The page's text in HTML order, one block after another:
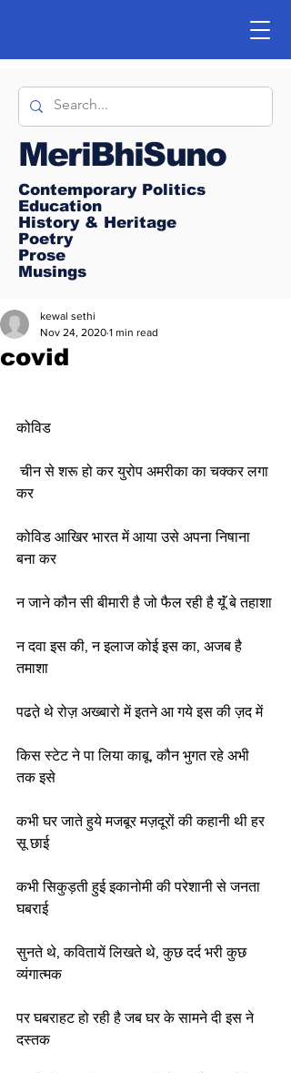
MeriBhiSuno
Contemporary Politics
Education
History & Heritage
Poetry
Prose
Musings
covid
kewal sethi
Nov 24, 2020 1 min read
कोविड
चीन से शरू हो कर युरोप अमरीका का चक्कर लगा
कर
कोविड आखिर भारत में आया उसे अपना निषाना
बना कर
न जाने कौन सी बीमारी है जो फैल रही है यूॅं बे तहाशा
न दवा इस की, न इलाज कोई इस का, अजब है
तमाशा
पढत़े थे रोज़ अख्बारो में इतने आ गये इस की ज़द में
किस स्टेट ने पा लिया काबू, कौन भुगत रहे अभी
तक इसे
कभी घर जाते हुये मजबूर मज़दूरों की कहानी थी हर
सू छाई
कभी सिकुड़ती हुई इकानोमी की परेशानी से जनता
घबराई
सुनते थे, कवितायें लिखते थे, कुछ दर्द भरी कुछ
व्यंगात्मक
पर घबराहट हो रही है जब घर के सामने दी इस ने
दस्तक